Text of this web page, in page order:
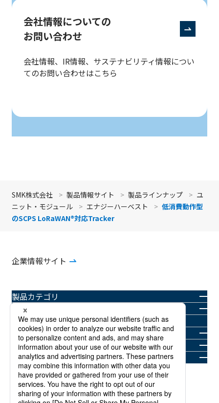
会社情報についての
お問い合わせ
会社情報、IR情報、サステナビリティ情報につい
てのお問い合わせはこちら
SMK株式会社 製品情報サイト 製品ラインナップ
ユ
ニット・モジュール
エナジーハーベスト
低消費動作型
のSCPS LoRaWAN®対応Tracker
企業情報サイト
製品カテゴリ
業界・用途別
Solutionアーカイブ
SMKの強み
ニュースルーム
お問い合わせ
商標についてプライバシーポリシー
当サイトのご利用規約 サイトマップ